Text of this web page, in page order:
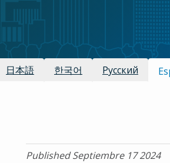
日本語 한국어 Русский
Published Septiembre 17 2024